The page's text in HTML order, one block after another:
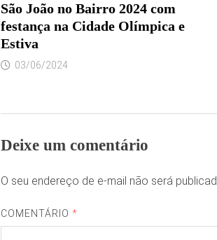
São João no Bairro 2024 com
festança na Cidade Olímpica e
Estiva
03/06/2024
Deixe um comentário
O seu endereço de e-mail não será
COMENTÁRIO*